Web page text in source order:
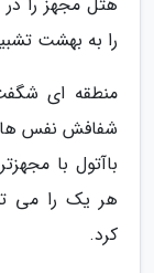
را به بهشت
منطقه ای
شفافش نفس ها
باآتول با
هر یک را می
کرد.